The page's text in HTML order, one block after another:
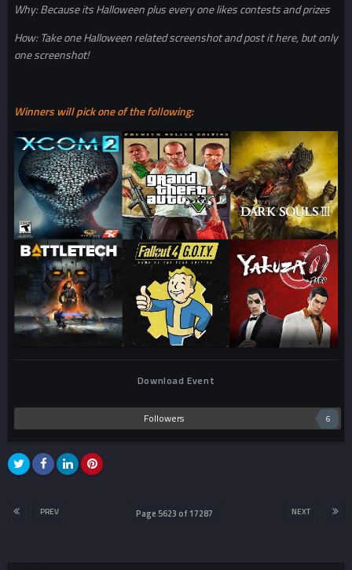
Why: Because its Halloween plus every one likes contests and prizes
How: Take one Halloween related screenshot and post it here, but only
one screenshot!
Winners will pick one of the following:
Download Event
Followers 6
PREV NEXT
Page 5623 of 17287